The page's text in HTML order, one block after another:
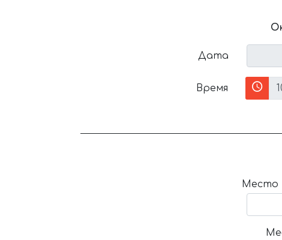
Дата
Время
Место